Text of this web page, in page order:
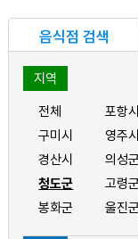
음식점 검색
지역
전체 포항시
구미시
영주시
경산시
의성군
청도군
고령군
봉화군
울진군